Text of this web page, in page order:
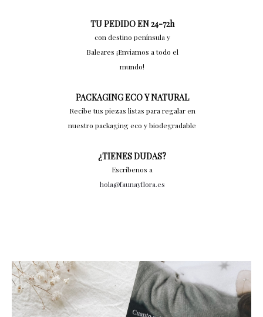
TU PEDIDO EN 24-72h
con destino península y
Baleares ¡Enviamos a todo el
mundo!
PACKAGING ECO Y NATURAL
Recibe tus piezas listas para regalar en
nuestro packaging eco y biodegradable
¿TIENES DUDAS?
Escríbenos a
hola@faunayflora.es